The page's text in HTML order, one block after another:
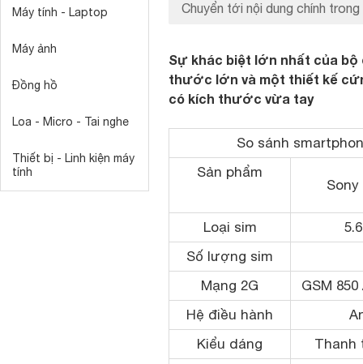
Máy tính - Laptop
Máy ảnh
Đồng hồ
Loa - Micro - Tai nghe
Thiết bị - Linh kiện máy
tính
Chuyển tới nội dung chính trong
Sự khác biệt lớn nhất của bộ
thước lớn và một thiết kế
có kích thước vừa tay
So sánh
Sản phẩm
Loại sim
Số lượng sim
Mạng 2G
GSM
Hệ điều hành
Kiểu dáng
Thanh